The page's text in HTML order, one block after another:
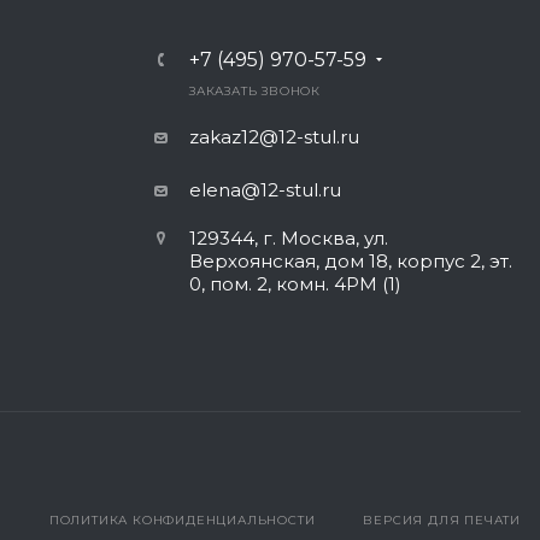
+7 (495) 970-57-59
ЗАКАЗАТЬ ЗВОНОК
zakaz12@12-stul.ru
elena@12-stul.ru
129344, г. Москва, ул.
Верхоянская, дом 18, корпус 2, эт.
0, пом. 2, комн. 4РМ (1)
ВЕРСИЯ ДЛЯ ПЕЧАТИ
ПОЛИТИКА КОНФИДЕНЦИАЛЬНОСТИ